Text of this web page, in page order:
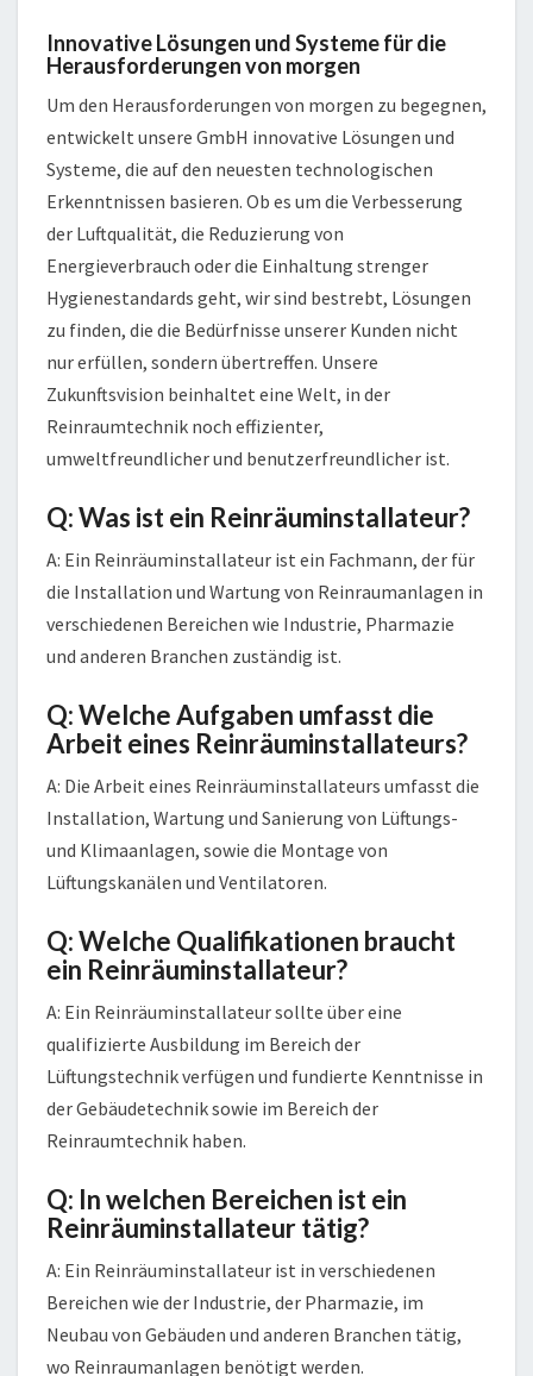
Innovative Lösungen und Systeme für die
Herausforderungen von morgen
Um den Herausforderungen von morgen zu begegnen,
entwickelt unsere GmbH innovative Lösungen und
Systeme, die auf den neuesten technologischen
Erkenntnissen basieren. Ob es um die Verbesserung
der Luftqualität, die Reduzierung von
Energieverbrauch oder die Einhaltung strenger
Hygienestandards geht, wir sind bestrebt, Lösungen
zu finden, die die Bedürfnisse unserer Kunden nicht
nur erfüllen, sondern übertreffen. Unsere
Zukunftsvision beinhaltet eine Welt, in der
Reinraumtechnik noch effizienter,
umweltfreundlicher und benutzerfreundlicher ist.
Q: Was ist ein Reinräuminstallateur?
A: Ein Reinräuminstallateur ist ein Fachmann, der für
die Installation und Wartung von Reinraumanlagen in
verschiedenen Bereichen wie Industrie, Pharmazie
und anderen Branchen zuständig ist.
Q: Welche Aufgaben umfasst die
Arbeit eines Reinräuminstallateurs?
A: Die Arbeit eines Reinräuminstallateurs umfasst die
Installation, Wartung und Sanierung von Lüftungs-
und Klimaanlagen, sowie die Montage von
Lüftungskanälen und Ventilatoren.
Q: Welche Qualifikationen braucht
ein Reinräuminstallateur?
A: Ein Reinräuminstallateur sollte über eine
qualifizierte Ausbildung im Bereich der
Lüftungstechnik verfügen und fundierte Kenntnisse in
der Gebäudetechnik sowie im Bereich der
Reinraumtechnik haben.
Q: In welchen Bereichen ist ein
Reinräuminstallateur tätig?
A: Ein Reinräuminstallateur ist in verschiedenen
Bereichen wie der Industrie, der Pharmazie, im
Neubau von Gebäuden und anderen Branchen tätig,
wo Reinraumanlagen benötigt werden.